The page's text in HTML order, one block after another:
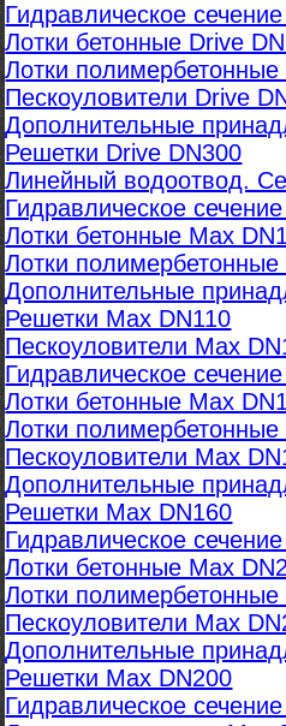
Гидравлическое
Лотки бетонные Drive
Лотки полимербетонные
Пескоуловители Drive
Дополнительные
Решетки Drive DN300
Линейный водоотвод.
Гидравлическое
Лотки бетонные Max
Лотки полимербетонные
Дополнительные
Решетки Max DN110
Пескоуловители Max
Гидравлическое
Лотки бетонные Max
Лотки
Пескоуловители Max
Дополнительные
Решетки Max DN160
Гидравлическое
Лотки бетонные Max
Лотки
Пескоуловители Max
Дополнительные
Решетки Max DN200
Гидравлическое